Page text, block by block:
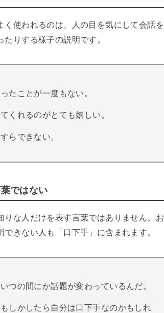
く使われるのは、人の目を気にして会話を
りする様子の説明です。
たことが一度もない。
くれるのがとても嬉しい。
らできない。
ではない
な人だけを表す言葉ではありません。お
きない人も「口下手」に含まれます。
つの間にか話題が変わっているんだ。
しかしたら自分は口下手なのかもしれ